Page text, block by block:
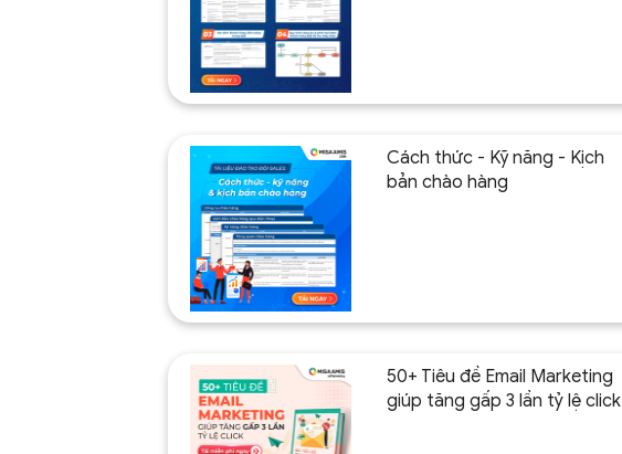
Cách thức - Kỹ năng - Kịch
bản chào hàng
50+ Tiêu đề Email Marketing
giúp tăng gấp 3 lần tỷ lệ click